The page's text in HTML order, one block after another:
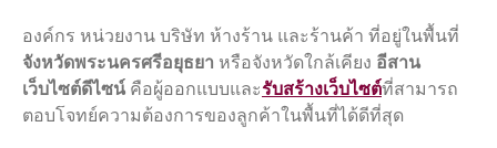
คู่มือเว็บไซต์ อบต./เทศบาล
จัดการข้อมูล ITA 2568/2025
สำหรับเว็บไซต์เทศบาล องค์การ
บริหารส่วนตำบล
องค์กร หน่วยงาน บริษัท ห้างร้าน และร้านค้า ที่อยู่ในพื้นที่
จังหวัดพระนครศรีอยุธยา หรือจังหวัดใกล้เคียง อีสาน
เว็บไซต์ดีไซน์ คือผู้ออกแบบและรับสร้างเว็บไซต์ที่สามารถ
ตอบโจทย์ความต้องการของลูกค้าในพื้นที่ได้ดีที่สุด